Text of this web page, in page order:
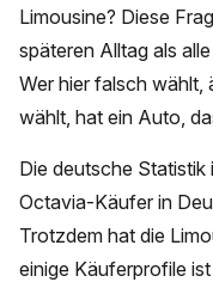
Limousine? Diese
späteren Alltag als
Wer hier falsch
wählt, hat ein Auto,
Die deutsche
Octavia-Käufer in
Trotzdem hat die
einige Käuferprofile